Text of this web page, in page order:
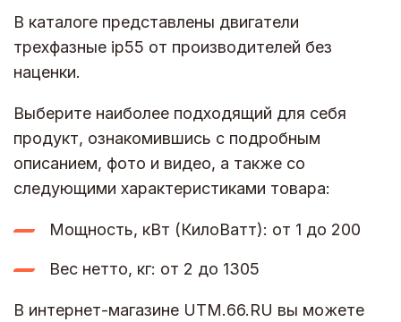
В каталоге представлены двигатели
трехфазные ip55 от производителей без
наценки.
Выберите наиболее подходящий для себя
продукт, ознакомившись с подробным
описанием, фото и видео, а также со
следующими характеристиками товара:
Мощность, кВт (КилоВатт): от 1 до 200
Вес нетто, кг: от 2 до 1305
В интернет-магазине UTM.66.RU вы можете